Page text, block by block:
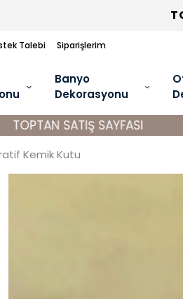
Talebi Siparişlerim
Banyo
Dekorasyonu
TOPTAN SATIŞ SAYFASI
Kemik Kutu